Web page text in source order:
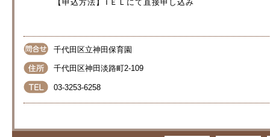
【申込方法】TＥＬにて直接申し込み
千代田区立神田保育園
千代田区神田淡路町2-109
03-3253-6258